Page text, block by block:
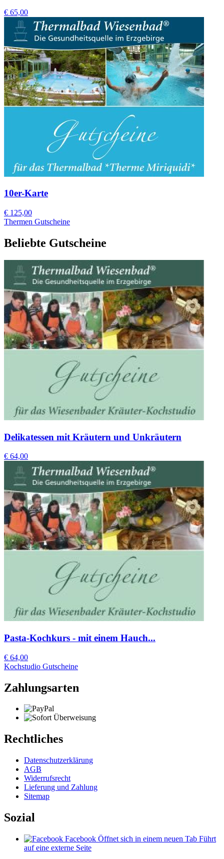
€ 65,00
10er-Karte
€ 125,00
Thermen Gutscheine
Beliebte Gutscheine
Delikatessen mit Kräutern und Unkräutern
€ 64,00
Pasta-Kochkurs - mit einem Hauch...
€ 64,00
Kochstudio Gutscheine
Zahlungsarten
Rechtliches
Datenschutzerklärung
AGB
Widerrufsrecht
Lieferung und Zahlung
Sitemap
Sozial
Facebook Öffnet sich in einem neuen Tab Führt
auf eine externe Seite